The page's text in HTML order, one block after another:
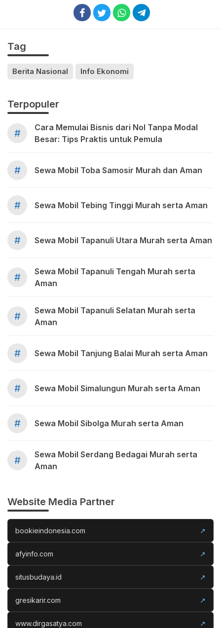
Tag
Berita Nasional Info Ekonomi
Terpopuler
#
Cara Memulai Bisnis dari Nol Tanpa Modal
Besar: Tips Praktis untuk Pemula
# Sewa Mobil Toba Samosir Murah dan Aman
# Sewa Mobil Tebing Tinggi Murah serta Aman
# Sewa Mobil Tapanuli Utara Murah serta Aman
#
Sewa Mobil Tapanuli Tengah Murah serta
Aman
#
Sewa Mobil Tapanuli Selatan Murah serta
Aman
# Sewa Mobil Tanjung Balai Murah serta Aman
# Sewa Mobil Simalungun Murah serta Aman
# Sewa Mobil Sibolga Murah serta Aman
#
Sewa Mobil Serdang Bedagai Murah serta
Aman
Website Media Partner
bookieindonesia.com ↗
afyinfo.com ↗
situsbudaya.id ↗
gresikarir.com ↗
www.dirgasatya.com ↗